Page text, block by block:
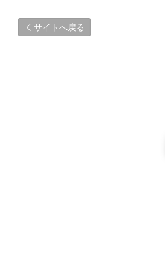
サイトへ戻る